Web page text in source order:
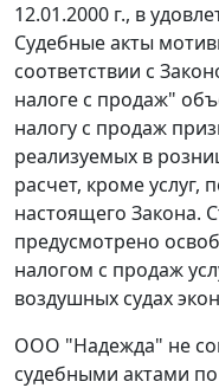
12.01.2000 г., в
Судебные акты
соответствии с
налоге с продаж"
налогу с продаж
реализуемых в
расчет, кроме услуг,
настоящего Закона.
предусмотрено
налогом с продаж
воздушных судах
ООО "Надежда" не
судебными актами